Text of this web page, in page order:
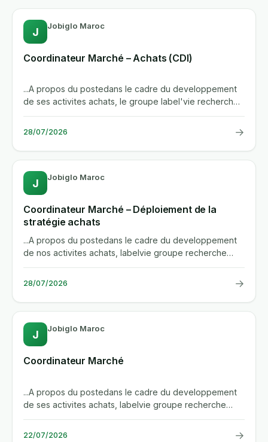
J Jobiglo Maroc
Coordinateur Marché – Achats (CDI)
...A propos du postedans le cadre du developpement
de ses activites achats, le groupe label'vie recherche
un(e)...
28/07/2026 →
J Jobiglo Maroc
Coordinateur Marché – Déploiement de la
stratégie achats
...A propos du postedans le cadre du developpement
de nos activites achats, labelvie groupe recherche
un(e) coordinateur...
28/07/2026 →
J Jobiglo Maroc
Coordinateur Marché
...A propos du postedans le cadre du developpement
de ses activites achats, labelvie groupe recherche
un(e) coordinateur...
22/07/2026 →